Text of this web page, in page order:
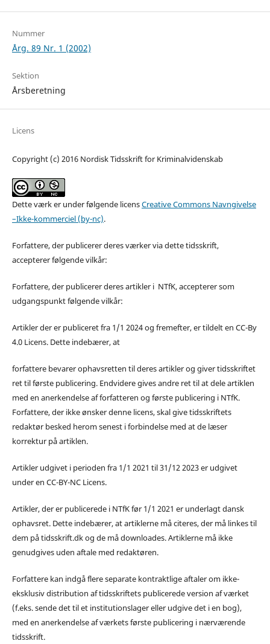
Nummer
Årg. 89 Nr. 1 (2002)
Sektion
Årsberetning
Licens
Copyright (c) 2016 Nordisk Tidsskrift for Kriminalvidenskab
Dette værk er under følgende licensCreative Commons Navngivelse
–Ikke-kommerciel (by-nc).
Forfattere, der publicerer deres værker via dette tidsskrift,
accepterer følgende vilkår:
Forfattere, der publicerer deres artikler i NTfK, accepterer som
udgangspunkt følgende vilkår:
Artikler der er publiceret fra 1/1 2024 og fremefter, er tildelt en CC-By
4.0 Licens. Dette indebærer, at
forfattere bevarer ophavsretten til deres artikler og giver tidsskriftet
ret til første publicering. Endvidere gives andre ret til at dele artiklen
med en anerkendelse af forfatteren og første publicering i NTfK.
Forfattere, der ikke ønsker denne licens, skal give tidsskriftets
redaktør besked herom senest i forbindelse med at de læser
korrektur på artiklen.
Artikler udgivet i perioden fra 1/1 2021 til 31/12 2023 er udgivet
under en CC-BY-NC Licens.
Artikler, der er publicerede i NTfK før 1/1 2021 er underlagt dansk
ophavsret. Dette indebærer, at artiklerne må citeres, der må linkes til
dem på tidsskrift.dk og de må downloades. Artiklerne må ikke
genudgives uden aftale med redaktøren.
Forfattere kan indgå flere separate kontraktlige aftaler om ikke-
eksklusiv distribution af tidsskriftets publicerede version af værket
(f.eks. sende det til et institutionslager eller udgive det i en bog),
med en anerkendelse af værkets første publicering i nærværende
tidsskrift.